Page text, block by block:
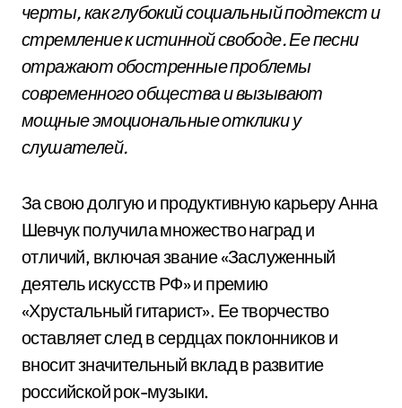
черты, как глубокий социальный подтекст и
стремление к истинной свободе. Ее песни
отражают обостренные проблемы
современного общества и вызывают
мощные эмоциональные отклики у
слушателей.
За свою долгую и продуктивную карьеру Анна
Шевчук получила множество наград и
отличий, включая звание «Заслуженный
деятель искусств РФ» и премию
«Хрустальный гитарист». Ее творчество
оставляет след в сердцах поклонников и
вносит значительный вклад в развитие
российской рок-музыки.